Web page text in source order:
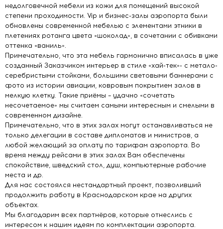
недолговечной мебели из кожи для помещений высокой
степени проходимости. Vip и бизнес-залы аэропорта были
обновлены современной мебелью с элементами этники в
плетениях ротанга цвета «шоколад», в сочетании с обивками
оттенка «ваниль».
Примечательно, что эта мебель гармонично вписалась в уже
созданный Заказчиком интерьер в стиле «хай-тек»- с метало-
серебристыми стойками, большими световыми баннерами с
фото из истории авиации, ковровым покрытием залов в
мелкую клетку. Такие приёмы – удачно «сочетать
несочетаемое» мы считаем самыми интересным и смелыми в
современном дизайне.
Примечательно, что в этих залах могут останавливаться не
только делегации в составе дипломатов и министров, а
любой желающий за оплату по тарифам аэропорта. Во
время между рейсами в этих залах Вам обеспечены
спокойствие, шведский стол, душ, компьютерные рабочие
места и др.
Для нас состоялся нестандартный проект, позволивший
продолжить работу в Краснодарском крае на других
объектах.
Мы благодарим всех партнёров, которые отнеслись с
интересом к нашим идеям по комплектации аэропорта.